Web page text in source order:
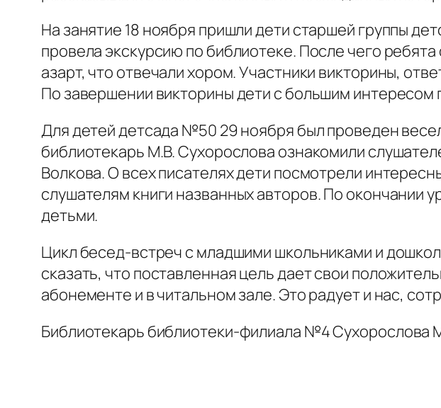
На занятие 18 ноября пришли дети старшей группы
провела экскурсию по библиотеке. После чего
азарт, что отвечали хором. Участники викторины,
По завершении викторины дети с большим
Для детей детсада №50 29 ноября был проведен
библиотекарь М.В. Сухорослова ознакомили
Волкова. О всех писателях дети посмотрели
слушателям книги названных авторов. По окончании
детьми.
Цикл бесед-встреч с младшими школьниками и
сказать, что поставленная цель дает свои
абонементе и в читальном зале. Это радует и нас,
Библиотекарь библиотеки-филиала №4 Сухорослова